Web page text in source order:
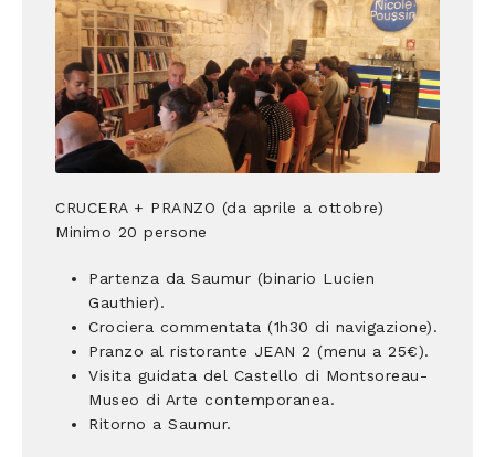
CRUCERA + PRANZO (da aprile a ottobre)
Minimo 20 persone
Partenza da Saumur (binario Lucien
Gauthier).
Crociera commentata (1h30 di navigazione).
Pranzo al ristorante JEAN 2 (menu a 25€).
Visita guidata del Castello di Montsoreau-
Museo di Arte contemporanea.
Ritorno a Saumur.